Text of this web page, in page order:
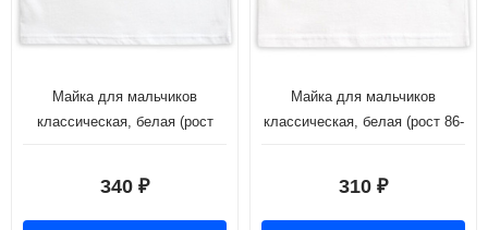
Майка для мальчиков
классическая, белая (рост
340 ₽
Майка для мальчиков
классическая, белая (рост 86-
310 ₽